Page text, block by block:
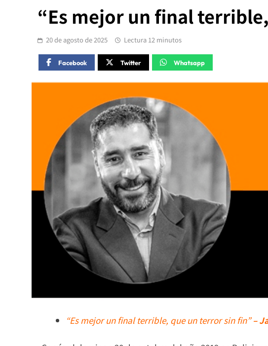
“Es mejor un final
20 de agosto de 2025 Lectura 12 minutos
Facebook Twitter Whatsapp
“Es mejor un final terrible, que un terror sin fin”–